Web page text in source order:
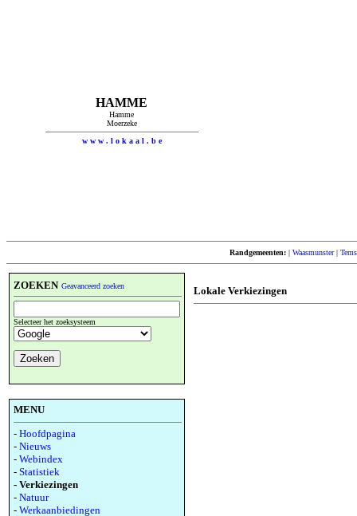
HAMME
Hamme
Moerzeke
w w w . l o k a a l . b e
Randgemeenten: | Waasmunster|
ZOEKEN Geavanceerd zoeken
Selecteer het zoeksysteem
MENU
- Hoofdpagina
- Nieuws
- Webindex
- Statistiek
- Verkiezingen
- Natuur
- Werkaanbiedingen
Lokale Verkiezingen